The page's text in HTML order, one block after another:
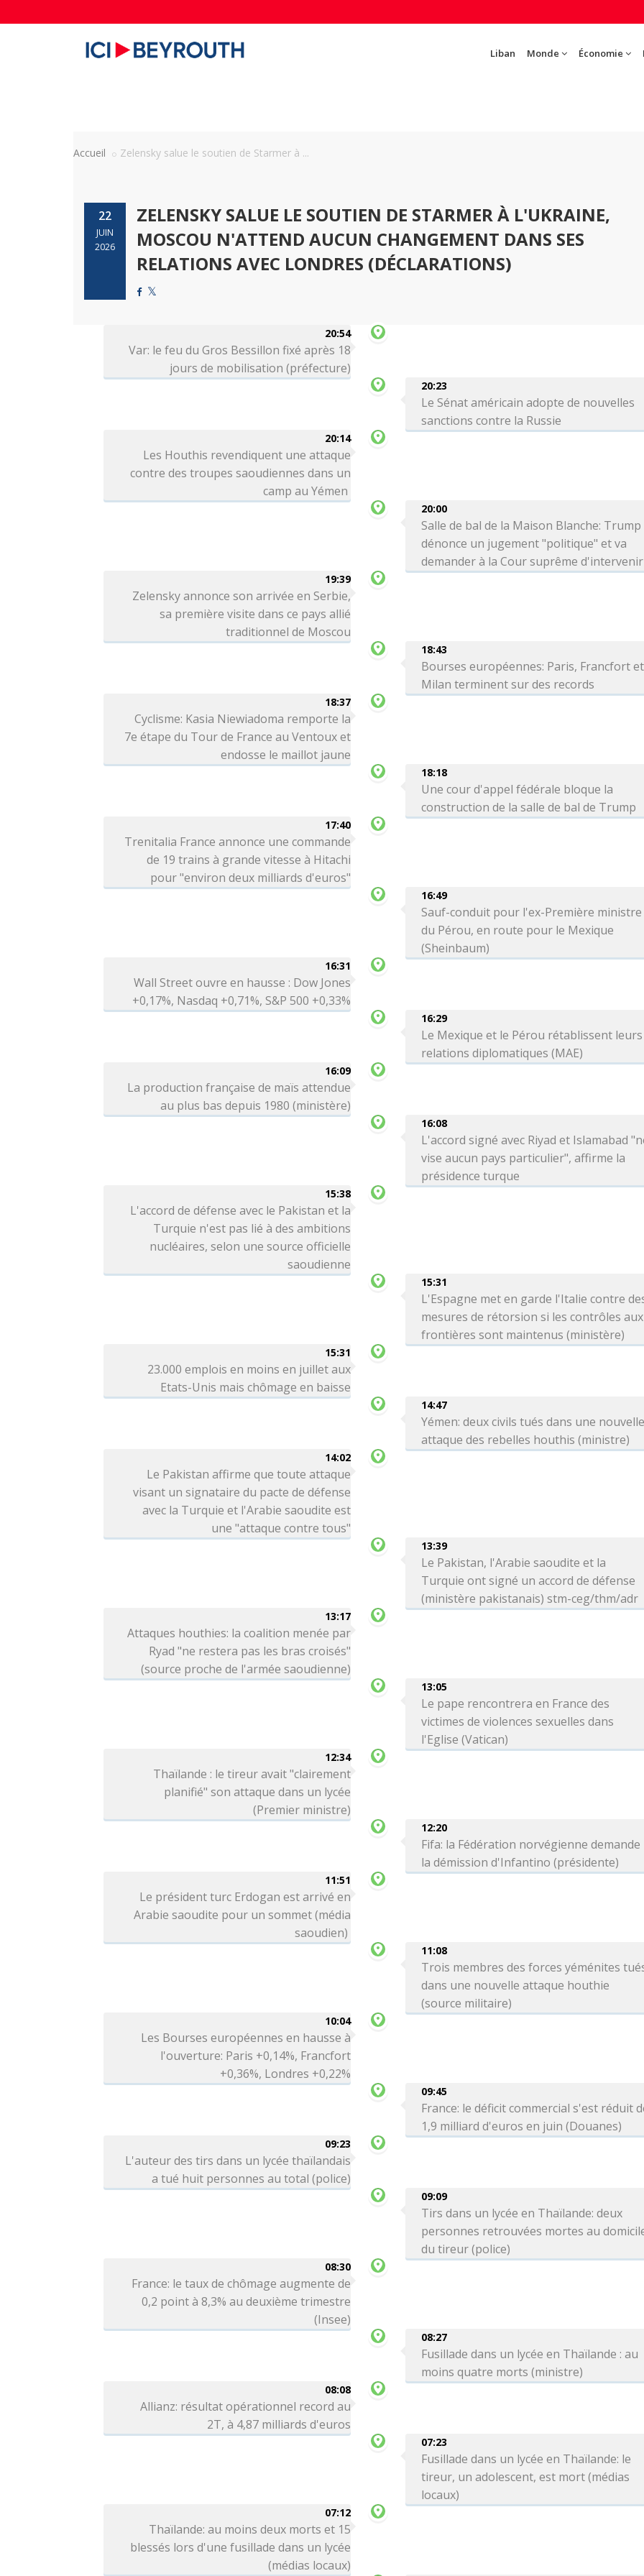
Liban Monde Économie
Accueil Zelensky salue le soutien de Starmer à ...
22
JUIN
2026
ZELENSKY SALUE LE SOUTIEN DE STARMER À L'UKRAINE,
MOSCOU N'ATTEND AUCUN CHANGEMENT DANS SES
RELATIONS AVEC LONDRES (DÉCLARATIONS)
20:54
Var: le feu du Gros Bessillon fixé après 18
jours de mobilisation (préfecture)
20:23
Le Sénat américain adopte de nouvelles
sanctions contre la Russie
20:14
Les Houthis revendiquent une attaque
contre des troupes saoudiennes dans un
camp au Yémen
20:00
Salle de bal de la Maison Blanche: Trump
dénonce un jugement "politique" et va
demander à la Cour suprême d'intervenir
19:39
Zelensky annonce son arrivée en Serbie,
sa première visite dans ce pays allié
traditionnel de Moscou
18:43
Bourses européennes: Paris, Francfort et
Milan terminent sur des records
18:37
Cyclisme: Kasia Niewiadoma remporte la
7e étape du Tour de France au Ventoux et
endosse le maillot jaune
18:18
Une cour d'appel fédérale bloque la
construction de la salle de bal de Trump
17:40
Trenitalia France annonce une commande
de 19 trains à grande vitesse à Hitachi
pour "environ deux milliards d'euros"
16:49
Sauf-conduit pour l'ex-Première ministre
du Pérou, en route pour le Mexique
(Sheinbaum)
16:31
Wall Street ouvre en hausse : Dow Jones
+0,17%, Nasdaq +0,71%, S&P 500 +0,33%
16:29
Le Mexique et le Pérou rétablissent leurs
relations diplomatiques (MAE)
16:09
La production française de maïs attendue
au plus bas depuis 1980 (ministère)
16:08
L'accord signé avec Riyad et Islamabad
vise aucun pays particulier", affirme la
présidence turque
15:38
L'accord de défense avec le Pakistan et la
Turquie n'est pas lié à des ambitions
nucléaires, selon une source officielle
saoudienne
15:31
L'Espagne met en garde l'Italie contre
mesures de rétorsion si les contrôles aux
frontières sont maintenus (ministère)
15:31
23.000 emplois en moins en juillet aux
Etats-Unis mais chômage en baisse
14:47
Yémen: deux civils tués dans une
attaque des rebelles houthis (ministre)
14:02
Le Pakistan affirme que toute attaque
visant un signataire du pacte de défense
avec la Turquie et l'Arabie saoudite est
une "attaque contre tous"
13:39
Le Pakistan, l'Arabie saoudite et la
Turquie ont signé un accord de défense
(ministère pakistanais) stm-ceg/thm/adr
13:17
Attaques houthies: la coalition menée par
Ryad "ne restera pas les bras croisés"
(source proche de l'armée saoudienne)
13:05
Le pape rencontrera en France des
victimes de violences sexuelles dans
l'Eglise (Vatican)
12:34
Thaïlande : le tireur avait "clairement
planifié" son attaque dans un lycée
(Premier ministre)
12:20
Fifa: la Fédération norvégienne demande
la démission d'Infantino (présidente)
11:51
Le président turc Erdogan est arrivé en
Arabie saoudite pour un sommet (média
saoudien)
11:08
Trois membres des forces yéménites
dans une nouvelle attaque houthie
(source militaire)
10:04
Les Bourses européennes en hausse à
l'ouverture: Paris +0,14%, Francfort
+0,36%, Londres +0,22%
09:45
France: le déficit commercial s'est réduit
1,9 milliard d'euros en juin (Douanes)
09:23
L'auteur des tirs dans un lycée thaïlandais
a tué huit personnes au total (police)
09:09
Tirs dans un lycée en Thaïlande: deux
personnes retrouvées mortes au
du tireur (police)
08:30
France: le taux de chômage augmente de
0,2 point à 8,3% au deuxième trimestre
(Insee)
08:27
Fusillade dans un lycée en Thaïlande : au
moins quatre morts (ministre)
08:08
Allianz: résultat opérationnel record au
2T, à 4,87 milliards d'euros
07:23
Fusillade dans un lycée en Thaïlande: le
tireur, un adolescent, est mort (médias
locaux)
07:12
Thaïlande: au moins deux morts et 15
blessés lors d'une fusillade dans un lycée
(médias locaux)